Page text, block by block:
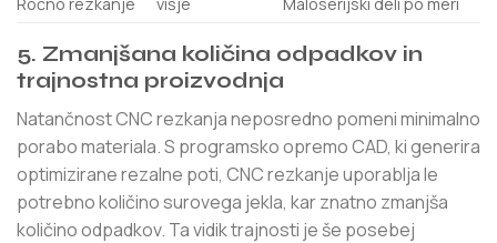
5. Zmanjšana količina odpadkov in
trajnostna proizvodnja
Natančnost CNC rezkanja neposredno pomeni minimalno
porabo materiala. S programsko opremo CAD, ki generira
optimizirane rezalne poti, CNC rezkanje uporablja le
potrebno količino surovega jekla, kar znatno zmanjša
količino odpadkov. Ta vidik trajnosti je še posebej